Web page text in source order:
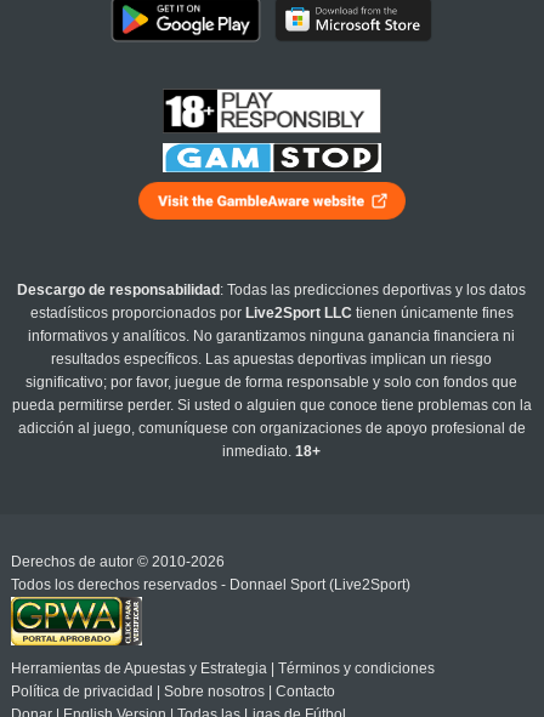
Descargo de responsabilidad : Todas las predicciones deportivas y los datos
estadísticos proporcionados por Live2Sport LLC tienen únicamente fines
informativos y analíticos. No garantizamos ninguna ganancia financiera ni
resultados específicos. Las apuestas deportivas implican un riesgo
significativo; por favor, juegue de forma responsable y solo con fondos que
pueda permitirse perder. Si usted o alguien que conoce tiene problemas con la
adicción al juego, comuníquese con organizaciones de apoyo profesional de
inmediato.18+
Derechos de autor © 2010-2026
Todos los derechos reservados - Donnael Sport (Live2Sport)
Herramientas de Apuestas y Estrategia| Términos y condiciones
Política de privacidad
Sobre nosotros| Contacto